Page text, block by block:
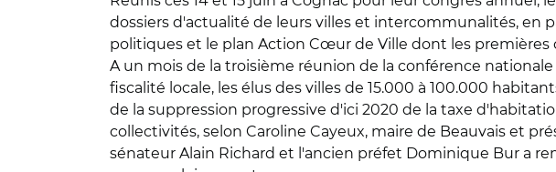
dossiers d'actualité de leurs villes et intercommunalités, en
politiques et le plan Action Cœur de Ville dont les
A un mois de la troisième réunion de la conférence
fiscalité locale, les élus des villes de 15.000 à 100.000
de la suppression progressive d'ici 2020 de la taxe
collectivités, selon Caroline Cayeux, maire de Beauvais et
sénateur Alain Richard et l'ancien préfet Dominique Bur a